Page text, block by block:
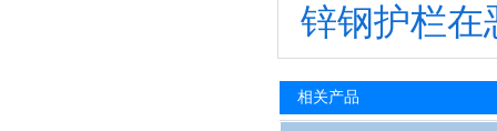
锌钢护栏在
相关产品